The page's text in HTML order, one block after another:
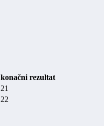
konačni rezultat
21
22